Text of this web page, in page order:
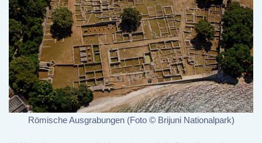
Römische Ausgrabungen (Foto © Brijuni Nationalpark)